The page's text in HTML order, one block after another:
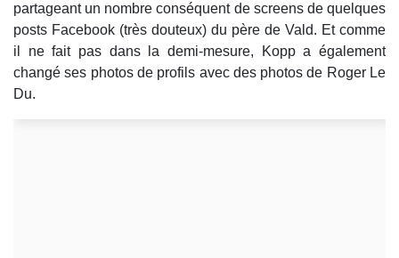
partageant un nombre conséquent de screens de quelques
posts Facebook (très douteux) du père de Vald. Et comme
il ne fait pas dans la demi-mesure, Kopp a également
changé ses photos de profils avec des photos de Roger Le
Du.